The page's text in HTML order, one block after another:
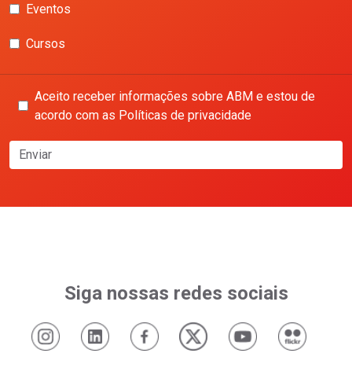
Eventos
Cursos
Aceito receber informações sobre ABM e estou de
acordo com as Políticas de privacidade
Enviar
Siga nossas redes sociais